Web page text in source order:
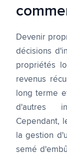
Devenir
décisions
propriétés
revenus
long terme
d'autres
Cependant,
la gestion
semé